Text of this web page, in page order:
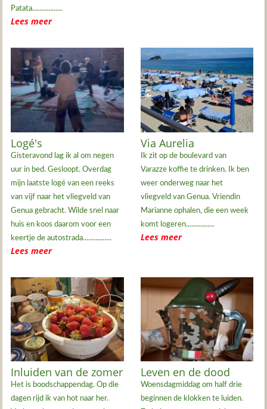
Patata.................
Lees meer
Logé's
Gisteravond lag ik al om negen
uur in bed. Gesloopt. Overdag
mijn laatste logé van een reeks
van vijf naar het vliegveld van
Genua gebracht. Wilde snel naar
huis en koos daarom voor een
keertje de autostrada................
Lees meer
Via Aurelia
Ik zit op de boulevard van
Varazze koffie te drinken. Ik ben
weer onderweg naar het
vliegveld van Genua. Vriendin
Marianne ophalen, die een week
komt logeren................
Lees meer
Inluiden van de zomer
Het is boodschappendag. Op die
dagen rijd ik van hot naar her.
Leven en de dood
Woensdagmiddag om half drie
beginnen de klokken te luiden.